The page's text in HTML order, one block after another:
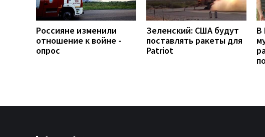
Россияне изменили
отношение к войне -
опрос
Зеленский: США будут
поставлять ракеты для
Patriot
В